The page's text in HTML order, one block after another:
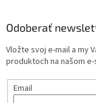
Odoberať
Vložte svoj e-mail a my
produktoch na našom
Email